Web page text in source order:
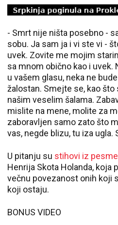
- Smrt nije ništa posebno -
sobu. Ja sam ja i vi ste vi -
uvek. Zovite me mojim
sa mnom obično kao i uvek.
u vašem glasu, neka ne
žalostan. Smejte se, kao
našim veselim šalama.
mislite na mene, molite za
zaboravljen samo zato što
vas, negde blizu, tu iza ugla.
U pitanju su stihovi iz pesme
Henrija Skota Holanda, koja
večnu povezanost onih koji
koji ostaju.
BONUS VIDEO